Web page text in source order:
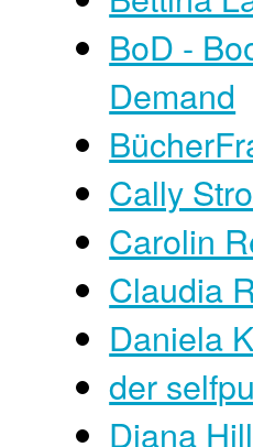
BoD -
Demand
Cally
Carolin
Claudia
Daniela
der
Diana